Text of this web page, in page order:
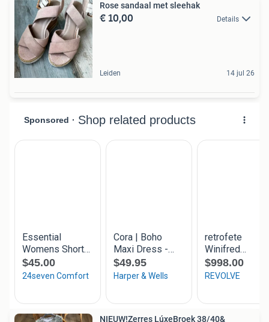
Rose sandaal met sleehak
€ 10,00 Details
Leiden 14 jul 26
NIEUW!Zerres LúxeBroek 38/40&